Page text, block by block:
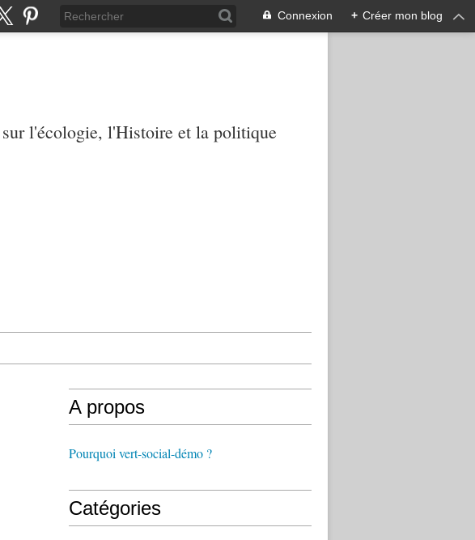
Connexion + Créer mon blog
sur l'écologie, l'Histoire et la politique
A propos
Pourquoi vert-social-démo ?
Catégories